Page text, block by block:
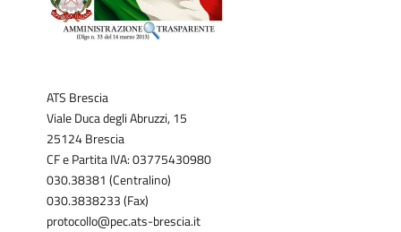
ATS Brescia
Viale Duca degli Abruzzi, 15
25124 Brescia
CF e Partita IVA: 03775430980
030.38381 (Centralino)
030.3838233 (Fax)
protocollo@pec.ats-brescia.it